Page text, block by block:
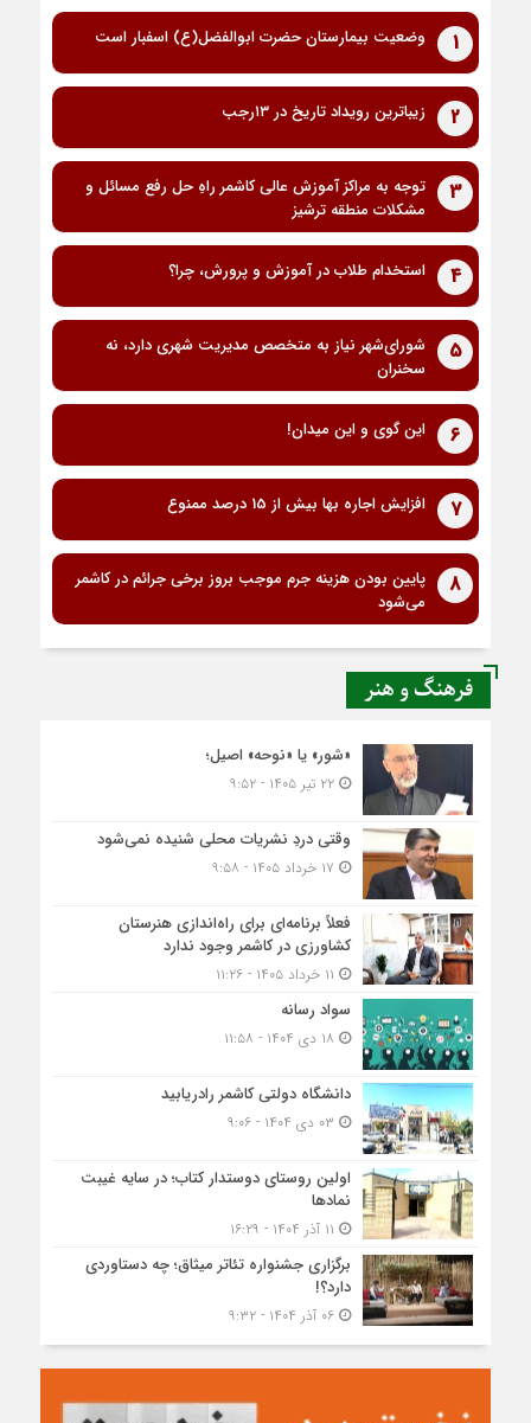
1 وضعیت بیمارستان حضرت ابوالفضل(ع) اسفبار است
2 زیباترین رویداد تاریخ در ۱۳رجب
3
توجه به مراکز آموزش عالی کاشمر راهِ حل رفع مسائل و
مشکلات منطقه ترشیز
4 استخدام طلاب در آموزش و پرورش، چرا؟
5
شورای‌شهر نیاز به متخصص مدیریت شهری دارد، نه
سخنران
6 این گوی و این میدان!
7 افزایش اجاره بها بیش از 15 درصد ممنوع
8
پایین بودن هزینه جرم موجب بروز برخی جرائم در کاشمر
می‌شود
فرهنگ و هنر
«شور» یا «نوحه» اصیل؛
۲۲ تیر ۱۴۰۵ - ۹:۵۲
وقتی دردِ نشریات محلی شنیده نمی‌شود
فعلاً برنامه‌ای برای راه‌اندازی هنرستان
کشاورزی در کاشمر وجود ندارد
سواد رسانه
دانشگاه دولتی کاشمر‌ رادریابید
اولین روستای دوستدار کتاب؛ در سایه غیبت
نمادها
برگزاری جشنواره تئاتر میثاق؛ چه دستاوردی
دارد؟!
۰۶ آذر ۱۴۰۴ - ۹:۳۲